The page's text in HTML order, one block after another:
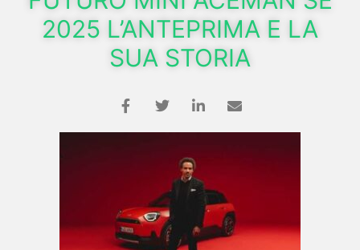
2025 L’ANTEPRIMA E LA
SUA STORIA